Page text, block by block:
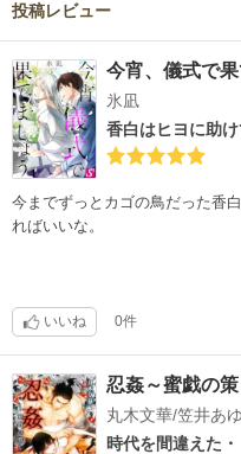
投稿レビュー
今宵、儀式で
氷凪
香白はヒヨに助
今までずっとカゴの鳥だった香
ればいいな。
いいね 0件
忍姦～蜜戯の策
丸木文華/笠井あ
時代を間違えた・